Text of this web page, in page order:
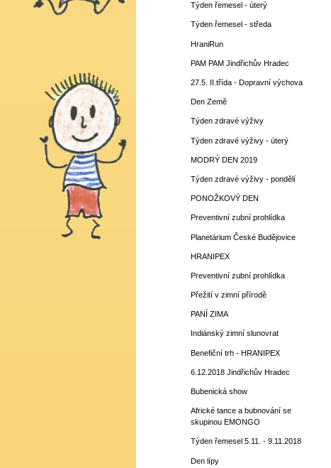
Týden řemesel - úterý
Týden řemesel - středa
HraniRun
PAM PAM Jindřichův Hradec
27.5. II.třída - Dopravní výchova
Den Země
Týden zdravé výživy
Týden zdravé výživy - úterý
MODRÝ DEN 2019
Týden zdravé výživy - pondělí
PONOŽKOVÝ DEN
Preventivní zubní prohlídka
Planetárium České Budějovice
HRANIPEX
Preventivní zubní prohlídka
Přežití v zimní přírodě
PANÍ ZIMA
Indiánský zimní slunovrat
Benefiční trh - HRANIPEX
6.12.2018 Jindřichův Hradec
Bubenická show
Africké tance a bubnování se
skupinou EMONGO
Týden řemesel 5.11. - 9.11.2018
Den lípy